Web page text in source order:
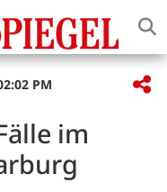
PM
im